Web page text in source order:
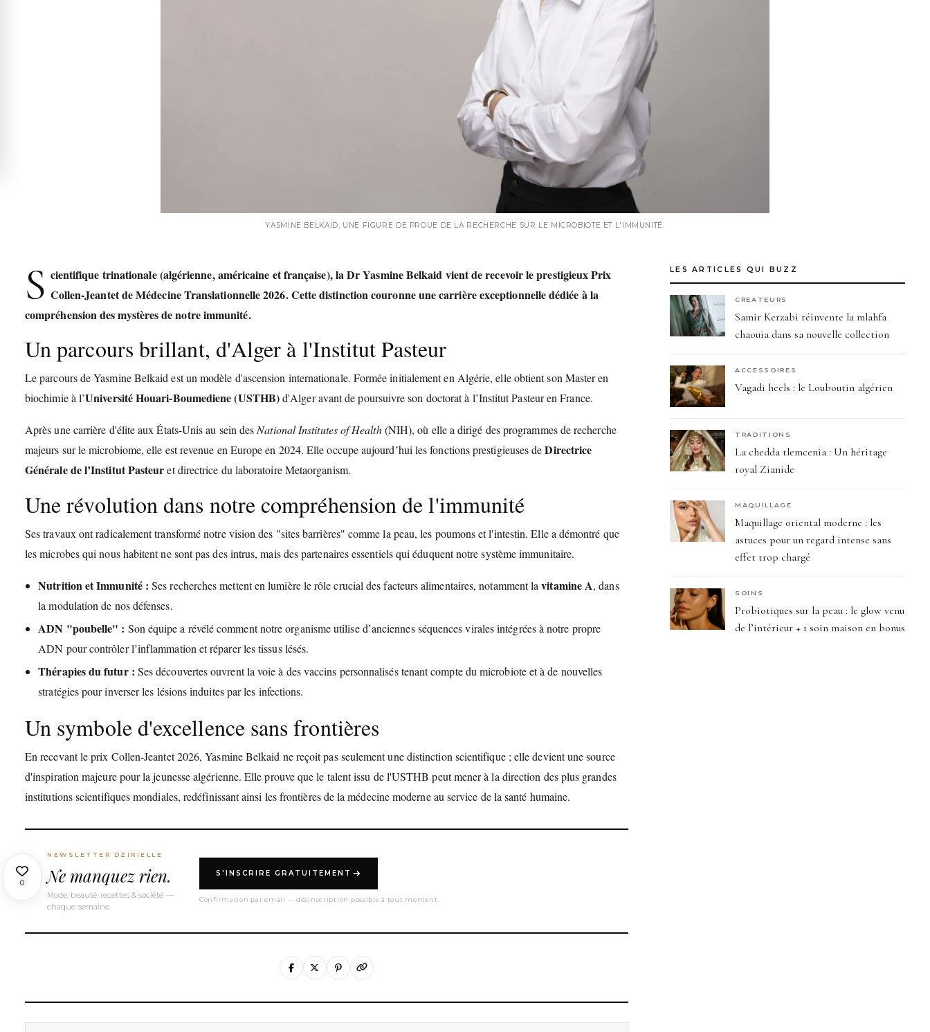
0
YASMINE BELKAID, UNE FIGURE DE PROUE DE LA RECHERCHE SUR LE MICROBIOTE ET L'IMMUNITÉ.
S cientifique trinationale (algérienne, américaine et française), laDr Yasmine Belkaid vient de recevoir le prestigieuxPrix
Collen-Jeantet de Médecine Translationnelle 2026. Cette distinction couronne une carrière exceptionnelle dédiée à la
compréhension des mystères de notre immunité.
Un parcours brillant, d'Alger à l'Institut Pasteur
Le parcours de Yasmine Belkaid est un modèle d'ascension internationale. Formée initialement en Algérie, elle obtient son Master en
biochimie à l’Université Houari-Boumediene (USTHB)d'Alger avant de poursuivre son doctorat à l’Institut Pasteur en France.
Après une carrière d'élite aux États-Unis au sein desNational Institutes of Health(NIH), où elle a dirigé des programmes de recherche
majeurs sur le microbiome, elle est revenue en Europe en 2024. Elle occupe aujourd’hui les fonctions prestigieuses deDirectrice
Générale de l’Institut Pasteuret directrice du laboratoire Metaorganism.
Une révolution dans notre compréhension de l'immunité
Ses travaux ont radicalement transformé notre vision des "sites barrières" comme la peau, les poumons et l'intestin. Elle a démontré que
les microbes qui nous habitent ne sont pas des intrus, mais des partenaires essentiels qui éduquent notre système immunitaire.
Nutrition et Immunité : Ses recherches mettent en lumière le rôle crucial des facteurs alimentaires, notamment lavitamine A, dans
la modulation de nos défenses.
ADN "poubelle" : Son équipe a révélé comment notre organisme utilise d’anciennes séquences virales intégrées à notre propre
ADN pour contrôler l’inflammation et réparer les tissus lésés.
Thérapies du futur : Ses découvertes ouvrent la voie à des vaccins personnalisés tenant compte du microbiote et à de nouvelles
stratégies pour inverser les lésions induites par les infections.
Un symbole d'excellence sans frontières
En recevant le prix Collen-Jeantet 2026, Yasmine Belkaid ne reçoit pas seulement une distinction scientifique ; elle devient une source
d'inspiration majeure pour la jeunesse algérienne. Elle prouve que le talent issu de l'USTHB peut mener à la direction des plus grandes
institutions scientifiques mondiales, redéfinissant ainsi les frontières de la médecine moderne au service de la santé humaine.
NEWSLETTER DZIRIELLE
Ne manquez rien.
Mode, beauté, recettes & société —
chaque semaine.
S'INSCRIRE GRATUITEMENT
Confirmation par email — désinscription possible à tout moment.
LES ARTICLES QUI BUZZ
CREATEURS
Samir Kerzabi réinvente la mlahfa
chaouia dans sa nouvelle collection
ACCESSOIRES
Vagadi heels : le Louboutin algérien
TRADITIONS
La chedda tlemcenia : Un héritage
royal Zianide
MAQUILLAGE
Maquillage oriental moderne : les
astuces pour un regard intense sans
effet trop chargé
SOINS
Probiotiques sur la peau : le glow venu
de l’intérieur + 1 soin maison en bonus